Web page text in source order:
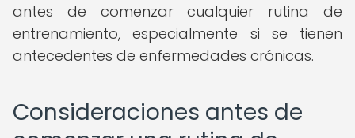
antes de comenzar cualquier rutina de
entrenamiento, especialmente si se tienen
antecedentes de enfermedades crónicas.
Consideraciones antes de